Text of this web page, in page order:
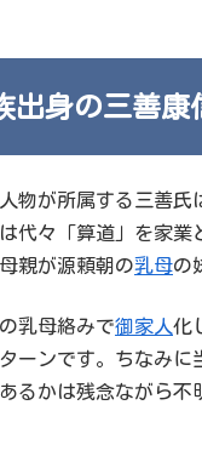
出身の三善康
物が所属する三善氏
代々「算道」を家業
親が源頼朝の乳母の
乳母絡みで御家人化
ーンです。ちなみ
るかは残念ながら不